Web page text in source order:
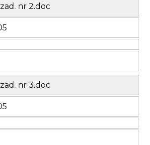
nr 2.doc
nr 3.doc